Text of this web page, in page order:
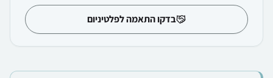
בדקו התאמה לפלטיניום